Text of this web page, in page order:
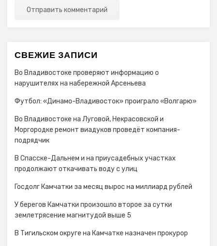
СВЕЖИЕ ЗАПИСИ
Во Владивостоке проверяют информацию о
нарушителях на набережной Арсеньева
Футбол: «Динамо-Владивосток» проиграло «Волгарю»
Во Владивостоке на Луговой, Некрасовской и
Моргородке ремонт виадуков проведёт компания-
подрядчик
В Спасске-Дальнем и на приусадебных участках
продолжают откачивать воду с улиц
Госдолг Камчатки за месяц вырос на миллиард рублей
У берегов Камчатки произошло второе за сутки
землетрясение магнитудой выше 5
В Тигильском округе на Камчатке назначен прокурор